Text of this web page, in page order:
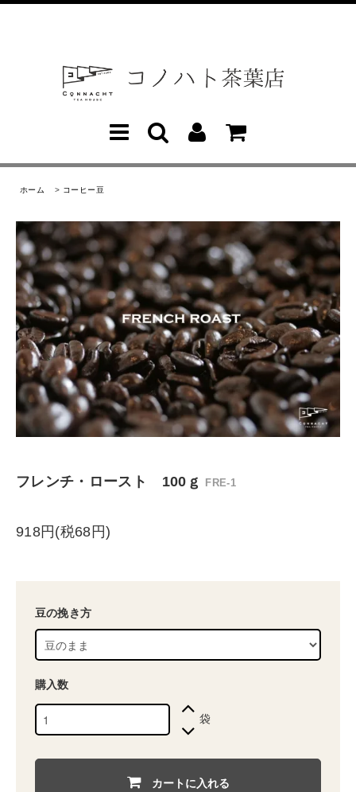
ホーム > コーヒー豆
フレンチ・ロースト 100ｇ FRE-1
918円(税68円)
豆の挽き方
購入数
袋
カートに入れる